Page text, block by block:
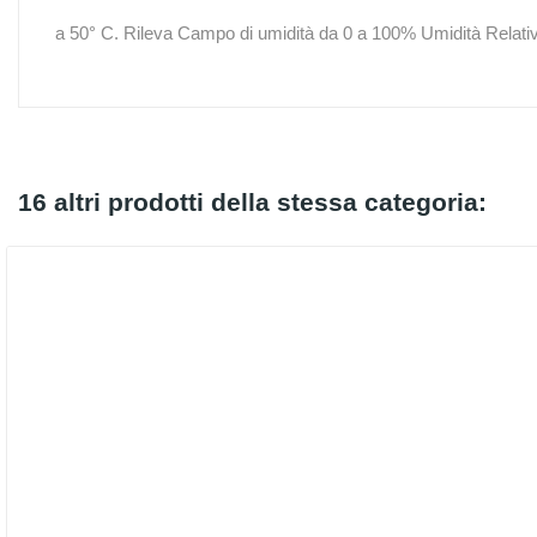
a 50° C. Rileva Campo di umidità da 0 a 100% Umidità
16 altri prodotti della stessa categoria: